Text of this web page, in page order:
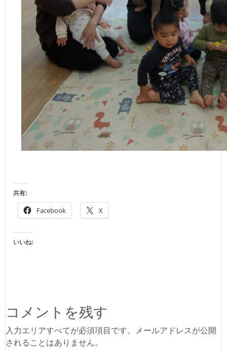
共有:
Facebook X
いいね:
コメントを残す
入力エリアすべてが必須項目です。メールアドレスが公開
されることはありません。